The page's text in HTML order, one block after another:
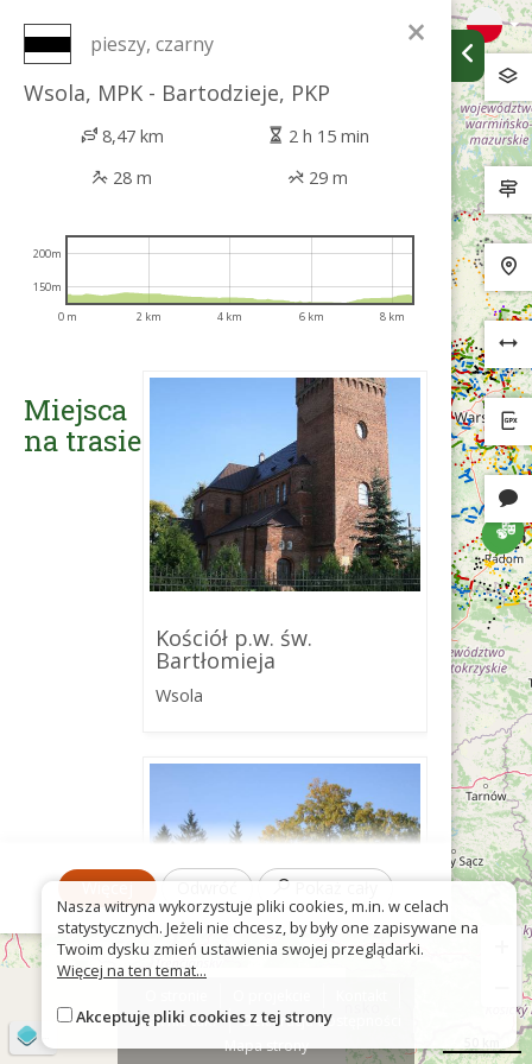
×
pieszy, czarny
Wsola, MPK - Bartodzieje, PKP
8,47 km
2 h 15 min
28 m
29 m
0 m 2 km 4 km 6 km 8 km
150m
200m
Miejsca
na trasie
Kościół p.w. św.
Bartłomieja
Wsola
Zespół pałacowo-
parkowy
Więcej
Znak nie tak?
Deklaracja dostępności
Mapa strony
Nasza witryna wykorzystuje pliki cookies, m.in. w celach
statystycznych. Jeżeli nie chcesz, by były one zapisywane na
Twoim dysku zmień ustawienia swojej przeglądarki.
Więcej na ten temat...
Akceptuję pliki cookies z tej strony